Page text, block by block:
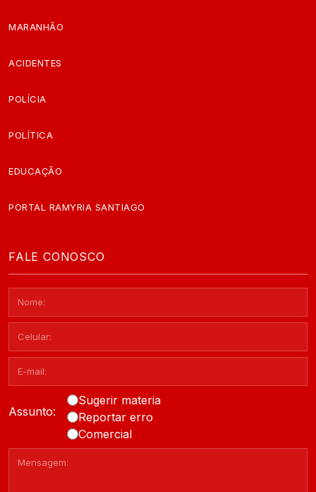
MARANHÃO
ACIDENTES
POLÍCIA
POLÍTICA
EDUCAÇÃO
PORTAL RAMYRIA SANTIAGO
FALE CONOSCO
Assunto:
Sugerir materia
Reportar erro
Comercial